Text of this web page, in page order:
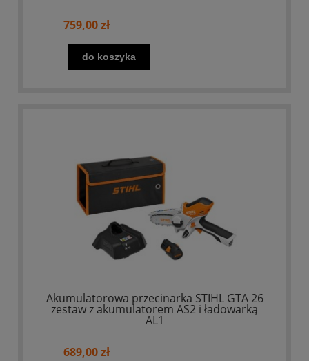
759,00 zł
do koszyka
Akumulatorowa przecinarka STIHL GTA 26
zestaw z akumulatorem AS2 i ładowarką
AL1
689,00 zł